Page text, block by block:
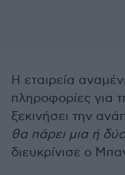
Η εταιρεία
πληροφορίες για
ξεκινήσει την
θα πάρει μια ή
διευκρίνισε ο